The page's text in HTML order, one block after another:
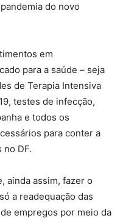
do novo
em
para a saúde – seja
de Terapia Intensiva
testes de infecção,
e todos os
para conter a
DF.
ainda assim, fazer o
a readequação das
empregos por meio da